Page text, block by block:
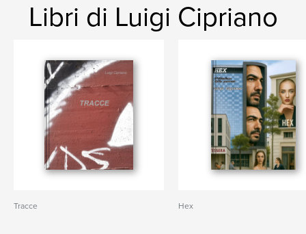
Libri di Luigi Cipriano
Tracce Hex